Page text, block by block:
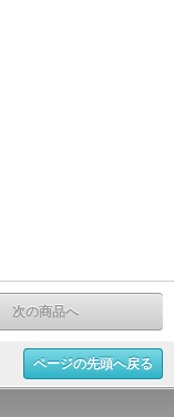
次の商品へ
ページの先頭へ戻る